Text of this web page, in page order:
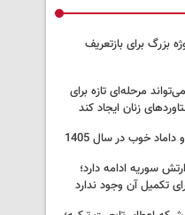
بزرگ‌ برای بازتعریف
مرحله‌ای تازه برای
زنان ایجاد کند
خوب در سال 1405
سوریه ادامه دارد؛
تکمیل آن وجود ندارد